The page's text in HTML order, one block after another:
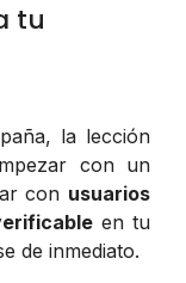
tu
la lección
con un
con usuarios
en tu
de inmediato.